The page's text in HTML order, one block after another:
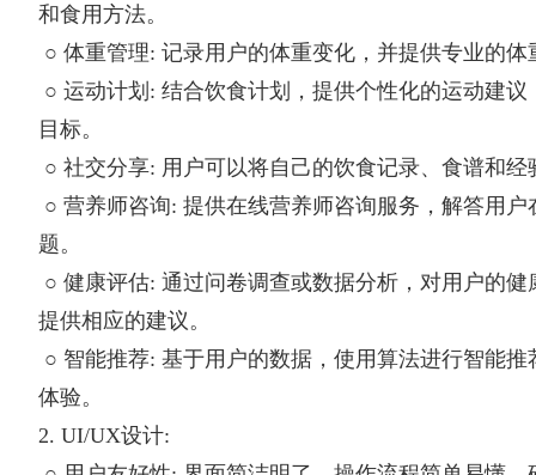
和食用方法。
○ 体重管理: 记录用户的体重变化，并提供专业的体
○ 运动计划: 结合饮食计划，提供个性化的运动建
目标。
○ 社交分享: 用户可以将自己的饮食记录、食谱和
○ 营养师咨询: 提供在线营养师咨询服务，解答用
题。
○ 健康评估: 通过问卷调查或数据分析，对用户的
提供相应的建议。
○ 智能推荐: 基于用户的数据，使用算法进行智能
体验。
2. UI/UX设计: